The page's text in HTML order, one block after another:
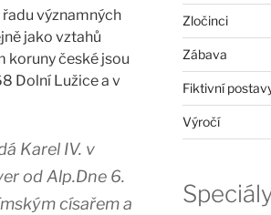
řadu významných
jako vztahů
koruny české jsou
Dolní Lužice a v
Karel IV. v
od Alp.Dne 6.
císařem a
Zločinci
Zábava
Fiktivní
Výročí